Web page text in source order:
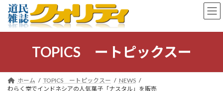
ン
キ
ー
に
TOPICS ートピックスー
ホーム TOPICS ートピックスー
NEWS
わらく堂でインドネシアの人気菓子「ナスタル」を販売